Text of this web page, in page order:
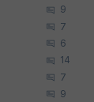
9
7
6
14
7
9